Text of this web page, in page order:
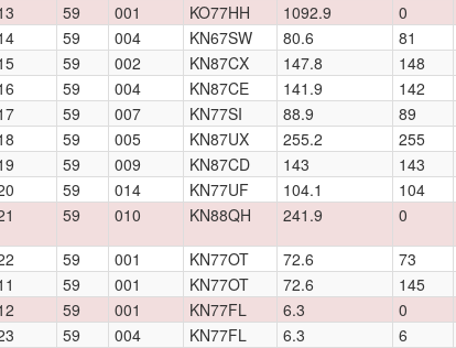
59 001 KO77HH 1092.9 0
59 004 KN67SW 80.6
81
59 002 KN87CX 147.8
148
59 004 KN87CE 141.9
142
59 007 KN77SI 88.9
89
59 005 KN87UX 255.2
255
59 009 KN87CD 143
143
59 014 KN77UF 104.1
104
59 010 KN88QH 241.9 0
59 001 KN77OT 72.6
73
59 001 KN77OT 72.6
145
59 001 KN77FL 6.3 0
59 004 KN77FL 6.3
6